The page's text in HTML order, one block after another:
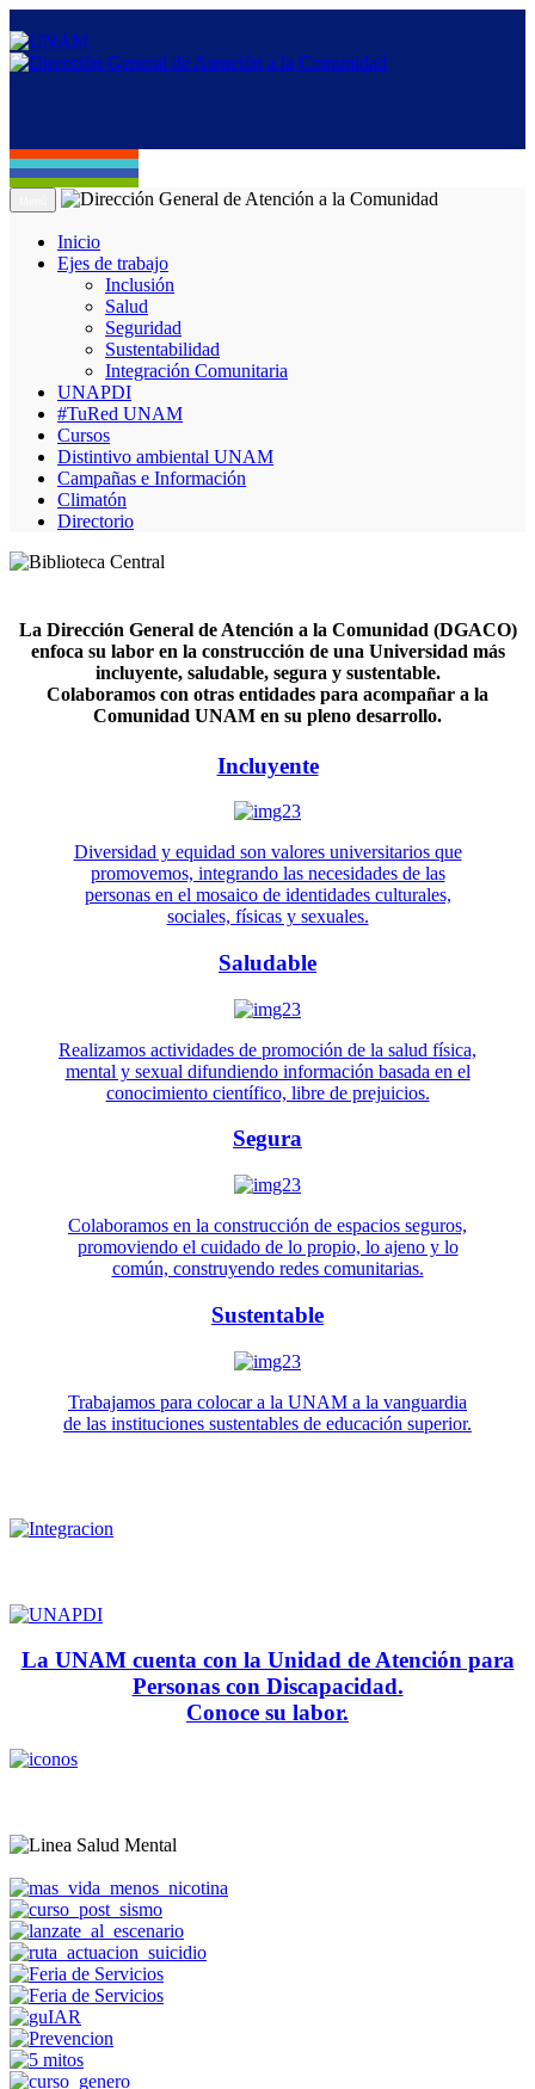
Inicio
Ejes de trabajo
Inclusión
Salud
Seguridad
Sustentabilidad
Integración Comunitaria
UNAPDI
#TuRed UNAM
Cursos
Distintivo ambiental UNAM
Campañas e Información
Climatón
Directorio
La Dirección General de Atención a la Comunidad (DGACO)
enfoca su labor en la construcción de una Universidad más
incluyente, saludable, segura y sustentable.
Colaboramos con otras entidades para acompañar a la
Comunidad UNAM en su pleno desarrollo.
Incluyente
Diversidad y equidad son valores universitarios que
promovemos, integrando las necesidades de las
personas en el mosaico de identidades culturales,
sociales, físicas y sexuales.
Saludable
Realizamos actividades de promoción de la salud física,
mental y sexual difundiendo información basada en el
conocimiento científico, libre de prejuicios.
Segura
Colaboramos en la construcción de espacios seguros,
promoviendo el cuidado de lo propio, lo ajeno y lo
común, construyendo redes comunitarias.
Sustentable
Trabajamos para colocar a la UNAM a la vanguardia
de las instituciones sustentables de educación superior.
La UNAM cuenta con la Unidad de Atención para
Personas con Discapacidad.
Conoce su labor.